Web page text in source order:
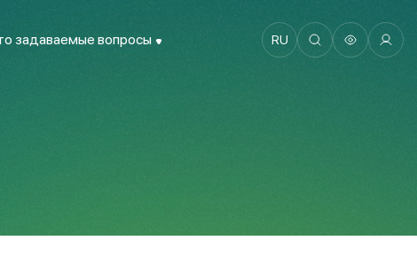
задаваемые вопросы RU